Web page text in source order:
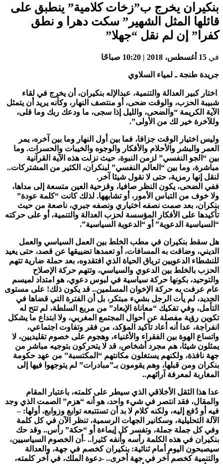
يخرج ب”زخات كلامية” ينطبق على
المثل الشهير” سكت دهرا و نطق
إن لم نقل “جهلا”
15 أغسطس، 2018 | 10:20 صباحًا
طنجة ـ لمياء السلاوي
كبير العدالة والتنمية، عبدالإله بنكيران، أن يخرج في لقاء
الحزب، والوقت ضحى، أو منتصف النهار، وكأنه يريد أن يتمثل
الكريمة “والضحى، والليل إذا سجى، ما ودعك ربك وما قلى،
خير لك من الأولى”.
اختيار الوقت جزافا، فما بين أول النهار وما بين آخره، يمر
والبشر والأحلام والأفكار والوجوه والخيبات والحسرات. وما
“الجو النفسي” لزمن النبوة، حيث نزلت هذه الآية القرآنية
وما بين “العالم النفسي” لبنكران، الكثير من المشتركات..
إنها رمزية، حتى لا نقول شيئا آخر.
الضحى، يكون النظر صافيا، وقزحية العين متسعة إلى مداها،
خوف من التباس الأمور، أو تشابهها. لذلك كانت “كلمة عودة”
بعد صمت نصفه اختياري ونصفه جبري، ناصعة من حيث
على الأفكار المؤسسة لحزب العدالة والتنمية، أو على حركته
الدعوية” أو “الدعوية السياسية”.
سقط بنكيران في مطب الخلط بين العمل السياسي والعمل
وضاقت به المسافات، أو تعمدها تضييقها عن قصد، حتى يعيد
الدعويين ترياق الحياة الذي افتقدوه، بعد حملة ضارية تتهم
بالخلط بين الدعوي والسياسي، وتتهم حركة الإصلاح
بكونها حركة سياسية في لبوس دعوي، هو امتداد لميسم
عرفت به حركة الإخوان المسلمين.. قد يكون ذلك! على مستوى
لم يأت الرجل بشيء مبتكر، بل أن الفترة التي قضاها في
وفي تفكيك “معاناة الإبعاد” من مربع السلطة، لم تتح له
رؤية مفصلة عن أحوال المجتمع المغربي، ولا ابتداع ما يشكل
عدا أنه أعاد تأكيد المؤكد، من فقر وتفاوت اجتماعي،
الهوة بين الفقراء والأغنياء، وهجوم على خصوم تقليديين، لا
شيئا، هم مجرد أشخاص، قد لا يتحركون بتوجيه مباشر من
نافذة، ولكنهم يستغلون مكانتهم “المكتسبة” من عهد حكومة
ومن قبلها، وهم يقومون بـ”مبادرات” لم يتوجهوا فيها إلى
لمعرفة آرائهم..
هذا الثقل الأخلاقي الذي سيطر على كلمته، باعتبار المقام
فقد انتصر في شيء واحد، هو أنه “هزم” الصمت الذي وجد
أو دُفع إليه، ولكنه كلام لا بد أن تستتبعه توابع وزوابع، أولها: –
التحليلية، وسكانير الجهات الرسمية، تنظر الآن في كل كلمة
كل جملة جملة، وتفسر كل إيماءة أو “حكة” رأس.. وقد حك
في هذه الكلمة رأسه وأنفه كثيرا.. -أن الخصوم السياسيين،
اليوم أمام ثنائية: بنكيران كخصم في جهة، والعدالة
كخصم آخر في جهة أخرى.. -دعوة الملك، في آخر كلمته،